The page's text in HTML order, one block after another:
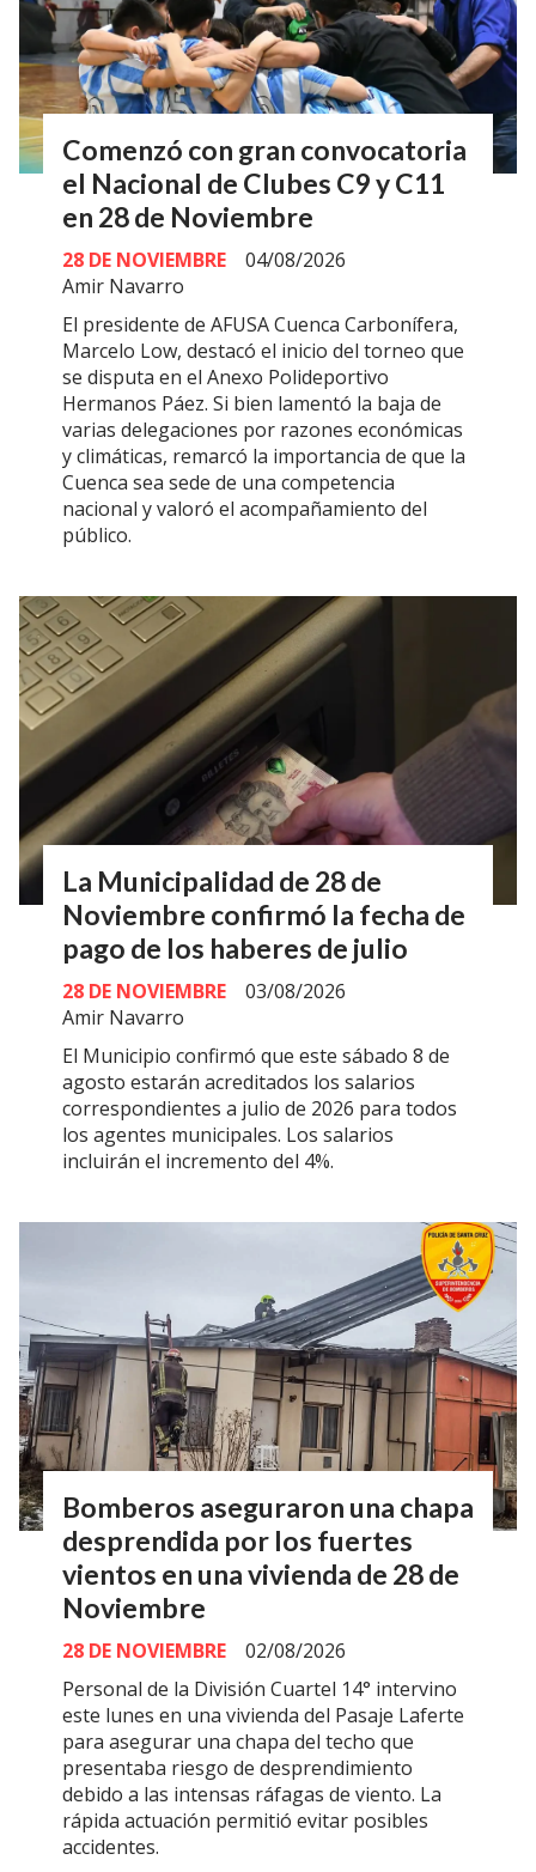
Comenzó con gran convocatoria
el Nacional de Clubes C9 y C11
en 28 de Noviembre
Amir Navarro
28 DE NOVIEMBRE 04/08/2026
El presidente de AFUSA Cuenca Carbonífera,
Marcelo Low, destacó el inicio del torneo que
se disputa en el Anexo Polideportivo
Hermanos Páez. Si bien lamentó la baja de
varias delegaciones por razones económicas
y climáticas, remarcó la importancia de que la
Cuenca sea sede de una competencia
nacional y valoró el acompañamiento del
público.
La Municipalidad de 28 de
Noviembre confirmó la fecha de
pago de los haberes de julio
Amir Navarro
28 DE NOVIEMBRE 03/08/2026
El Municipio confirmó que este sábado 8 de
agosto estarán acreditados los salarios
correspondientes a julio de 2026 para todos
los agentes municipales. Los salarios
incluirán el incremento del 4%.
Bomberos aseguraron una chapa
desprendida por los fuertes
vientos en una vivienda de 28 de
Noviembre
28 DE NOVIEMBRE
02/08/2026
Personal de la División Cuartel 14° intervino
este lunes en una vivienda del Pasaje Laferte
para asegurar una chapa del techo que
presentaba riesgo de desprendimiento
debido a las intensas ráfagas de viento. La
rápida actuación permitió evitar posibles
accidentes.